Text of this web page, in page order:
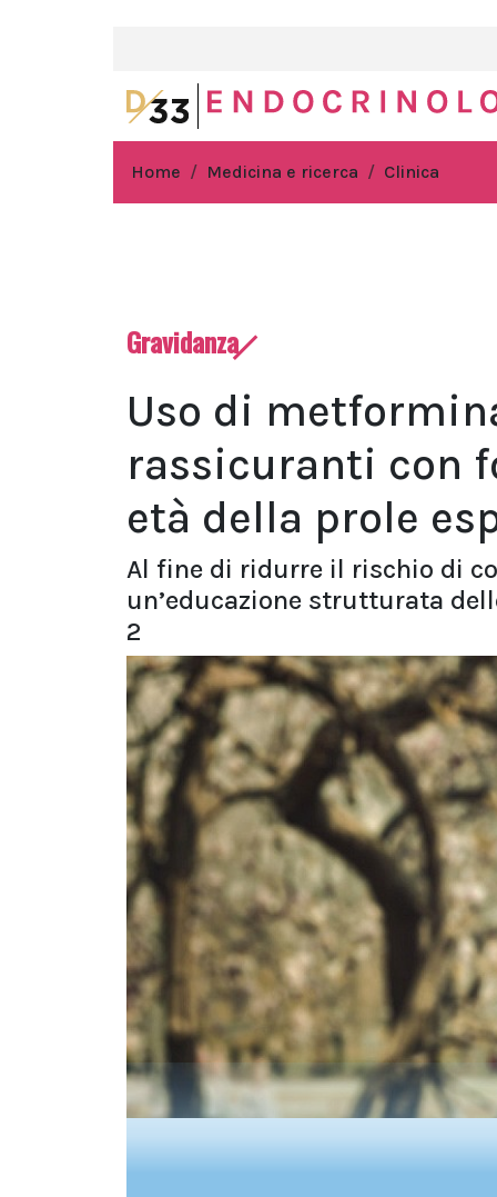
Home Medicina e ricerca Clinica
Gravidanza
Uso di
rassicuranti con
età della prole
Al fine di ridurre il rischio di
un’educazione strutturata
2